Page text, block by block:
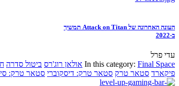
העונה האחרונה של Attack on Titan תמשיך
ב-2022
עדי פרל
In this category: Final Space אולאן רוג'רס ביטול סדרה
פיקארד סטאר טרק סטאר טרק: דיסקוברי סטאר טרק: